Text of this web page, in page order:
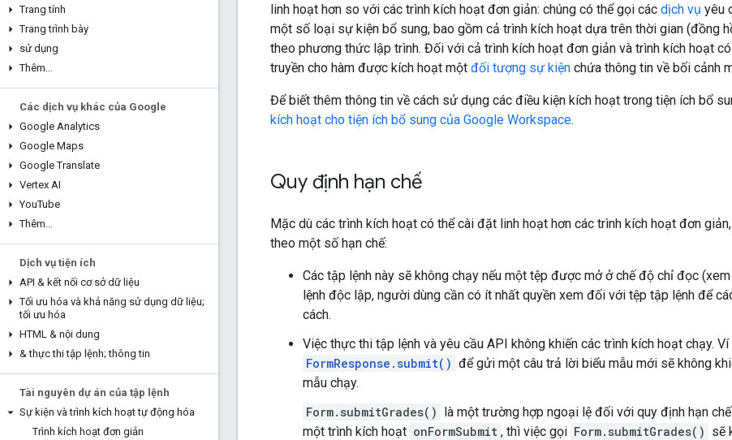
Trang tính
Trang trình bày
sử dụng
Thêm...
Các dịch vụ khác của Google
Google Analytics
Google Maps
Google Translate
Vertex AI
YouTube
Thêm...
Dịch vụ tiện ích
API & kết nối cơ sở dữ liệu
Tối ưu hóa và khả năng sử dụng dữ liệu;
tối ưu hóa
HTML & nội dung
& thực thi tập lệnh; thông tin
Tài nguyên dự án của tập lệnh
Sự kiện và trình kích hoạt tự động hóa
Trình kích hoạt đơn giản
linh hoạt hơn so với các trình kích hoạt đơn giản: chúng có thể gọi các dịch vụ yêu
một số loại sự kiện bổ sung, bao gồm cả trình kích hoạt dựa trên thời gian (đồng
theo phương thức lập trình. Đối với cả trình kích hoạt đơn giản và trình kích hoạt
truyền cho hàm được kích hoạt một đối tượng sự kiện chứa thông tin về bối cảnh
Để biết thêm thông tin về cách sử dụng các điều kiện kích hoạt trong tiện ích bổ
kích hoạt cho tiện ích bổ sung của Google Workspace.
Quy định hạn chế
Mặc dù các trình kích hoạt có thể cài đặt linh hoạt hơn các trình kích hoạt đơn
theo một số hạn chế:
Các tập lệnh này sẽ không chạy nếu một tệp được mở ở chế độ chỉ đọc
lệnh độc lập, người dùng cần có ít nhất quyền xem đối với tệp tập lệnh để
cách.
Việc thực thi tập lệnh và yêu cầu API không khiến các trình kích hoạt chạy.
FormResponse.submit() để gửi một câu trả lời biểu mẫu mới sẽ không
mẫu chạy.
Form.submitGrades() là một trường hợp ngoại lệ đối với quy định hạn
một trình kích hoạt onFormSubmit , thì việc gọi Form.submitGrades() sẽ